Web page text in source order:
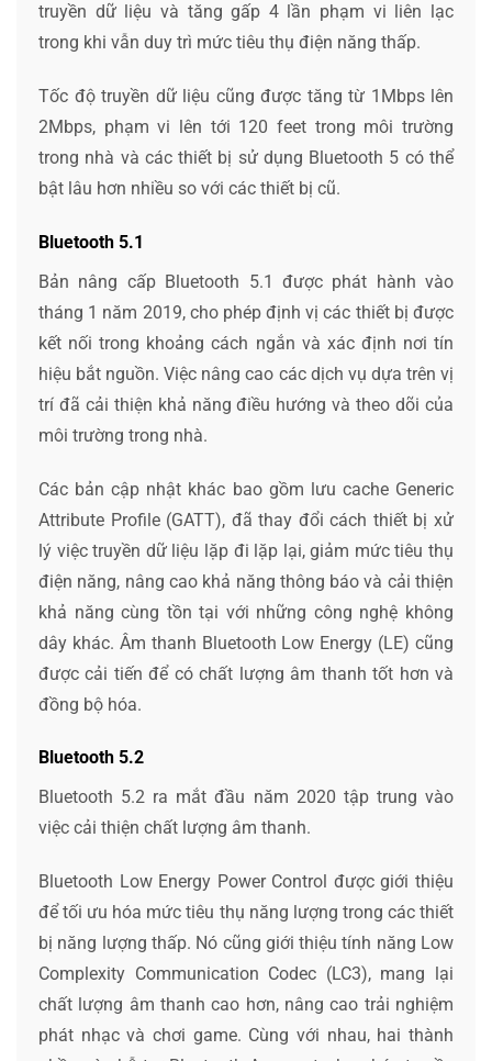
truyền dữ liệu và tăng gấp 4 lần phạm vi liên lạc
trong khi vẫn duy trì mức tiêu thụ điện năng thấp.
Tốc độ truyền dữ liệu cũng được tăng từ 1Mbps lên
2Mbps, phạm vi lên tới 120 feet trong môi trường
trong nhà và các thiết bị sử dụng Bluetooth 5 có thể
bật lâu hơn nhiều so với các thiết bị cũ.
Bluetooth 5.1
Bản nâng cấp Bluetooth 5.1 được phát hành vào
tháng 1 năm 2019, cho phép định vị các thiết bị được
kết nối trong khoảng cách ngắn và xác định nơi tín
hiệu bắt nguồn. Việc nâng cao các dịch vụ dựa trên vị
trí đã cải thiện khả năng điều hướng và theo dõi của
môi trường trong nhà.
Các bản cập nhật khác bao gồm lưu cache Generic
Attribute Profile (GATT), đã thay đổi cách thiết bị xử
lý việc truyền dữ liệu lặp đi lặp lại, giảm mức tiêu thụ
điện năng, nâng cao khả năng thông báo và cải thiện
khả năng cùng tồn tại với những công nghệ không
dây khác. Âm thanh Bluetooth Low Energy (LE) cũng
được cải tiến để có chất lượng âm thanh tốt hơn và
đồng bộ hóa.
Bluetooth 5.2
Bluetooth 5.2 ra mắt đầu năm 2020 tập trung vào
việc cải thiện chất lượng âm thanh.
Bluetooth Low Energy Power Control được giới thiệu
để tối ưu hóa mức tiêu thụ năng lượng trong các thiết
bị năng lượng thấp. Nó cũng giới thiệu tính năng Low
Complexity Communication Codec (LC3), mang lại
chất lượng âm thanh cao hơn, nâng cao trải nghiệm
phát nhạc và chơi game. Cùng với nhau, hai thành